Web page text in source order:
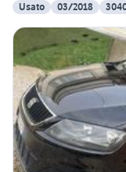
Usato
03/2018